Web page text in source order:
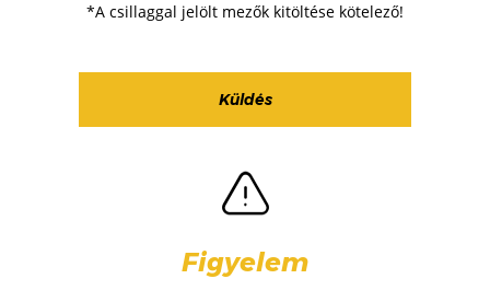
*A csillaggal jelölt mezők kitöltése kötelező!
Figyelem